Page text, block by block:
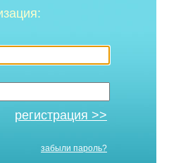
регистрация >>
забыли пароль?